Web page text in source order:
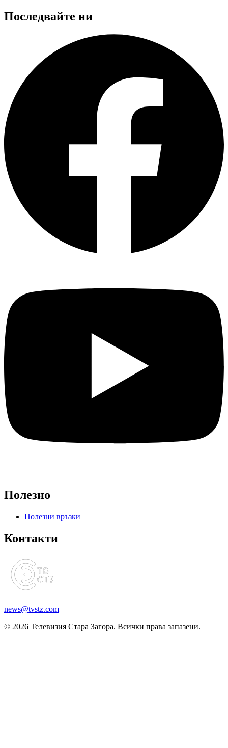
Последвайте ни
Полезно
Полезни връзки
Контакти
news@tvstz.com
© 2026 Телевизия Стара Загора. Всички права запазени.